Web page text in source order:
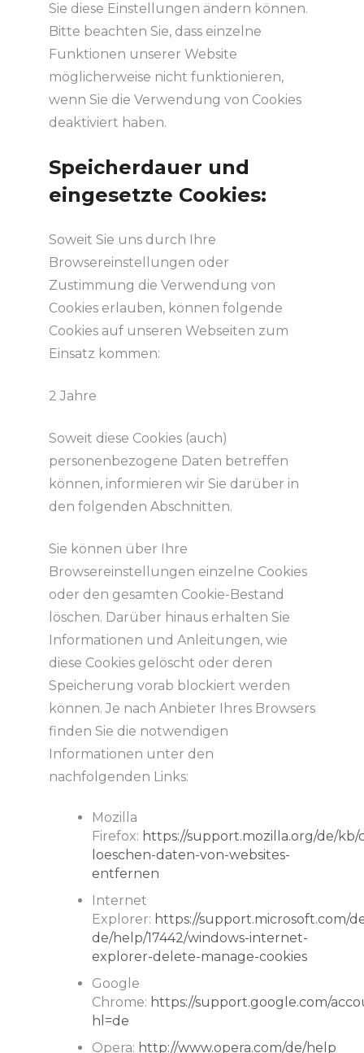
Sie diese Einstellungen ändern können.
Bitte beachten Sie, dass einzelne
Funktionen unserer Website
möglicherweise nicht funktionieren,
wenn Sie die Verwendung von Cookies
deaktiviert haben.
Speicherdauer und
eingesetzte Cookies:
Soweit Sie uns durch Ihre
Browsereinstellungen oder
Zustimmung die Verwendung von
Cookies erlauben, können folgende
Cookies auf unseren Webseiten zum
Einsatz kommen:
2 Jahre
Soweit diese Cookies (auch)
personenbezogene Daten betreffen
können, informieren wir Sie darüber in
den folgenden Abschnitten.
Sie können über Ihre
Browsereinstellungen einzelne Cookies
oder den gesamten Cookie-Bestand
löschen. Darüber hinaus erhalten Sie
Informationen und Anleitungen, wie
diese Cookies gelöscht oder deren
Speicherung vorab blockiert werden
können. Je nach Anbieter Ihres Browsers
finden Sie die notwendigen
Informationen unter den
nachfolgenden Links:
Mozilla
Firefox: https://support.mozilla.org/de/kb/
loeschen-daten-von-websites-
entfernen
Internet
Explorer: https://support.microsoft.com/
de/help/17442/windows-internet-
explorer-delete-manage-cookies
Google
Chrome: https://support.google.com/
hl=de
Opera: http://www.opera.com/de/help